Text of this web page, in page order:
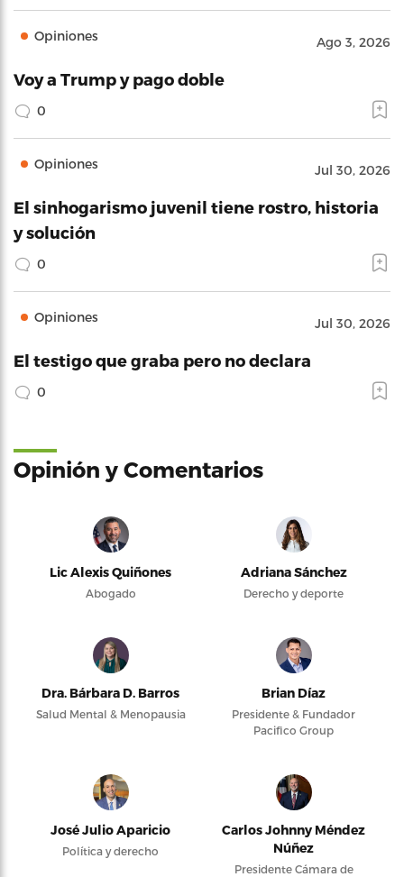
Opiniones Ago 3, 2026
Voy a Trump y pago doble
0
Opiniones Jul 30, 2026
El sinhogarismo juvenil tiene rostro, historia
y solución
0
Opiniones Jul 30, 2026
El testigo que graba pero no declara
0
Opinión y Comentarios
Lic Alexis Quiñones
Abogado
Adriana Sánchez
Derecho y deporte
Dra. Bárbara D. Barros
Salud Mental & Menopausia
Brian Díaz
Presidente & Fundador
Pacifico Group
José Julio Aparicio
Política y derecho
Carlos Johnny Méndez
Núñez
Presidente Cámara de